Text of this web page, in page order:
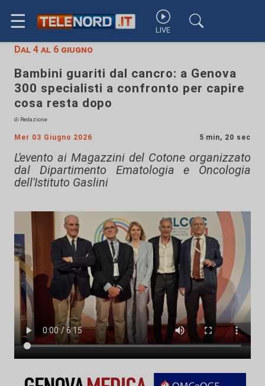
☰ LIVE
Dal 4 al 6 giugno
Bambini guariti dal cancro: a Genova
300 specialisti a confronto per capire
cosa resta dopo
di Redazione
Mer 03 Giugno 2026 5 min, 20 sec
L'evento ai Magazzini del Cotone organizzato
dal Dipartimento Ematologia e Oncologia
dell'Istituto Gaslini